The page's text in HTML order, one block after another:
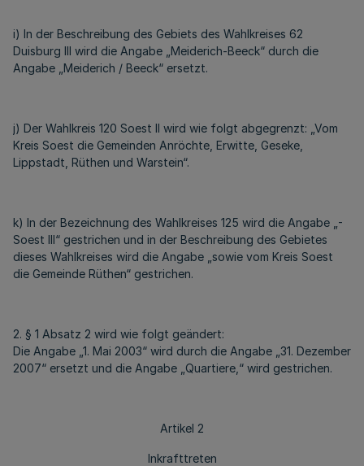
i) In der Beschreibung des Gebiets des Wahlkreises 62
Duisburg III wird die Angabe „Meiderich-Beeck“ durch die
Angabe „Meiderich / Beeck“ ersetzt.
j) Der Wahlkreis 120 Soest II wird wie folgt abgegrenzt: „Vom
Kreis Soest die Gemeinden Anröchte, Erwitte, Geseke,
Lippstadt, Rüthen und Warstein“.
k) In der Bezeichnung des Wahlkreises 125 wird die Angabe „-
Soest III“ gestrichen und in der Beschreibung des Gebietes
dieses Wahlkreises wird die Angabe „sowie vom Kreis Soest
die Gemeinde Rüthen“ gestrichen.
2. § 1 Absatz 2 wird wie folgt geändert:
Die Angabe „1. Mai 2003“ wird durch die Angabe „31. Dezember
2007“ ersetzt und die Angabe „Quartiere,“ wird gestrichen.
Artikel 2
Inkrafttreten